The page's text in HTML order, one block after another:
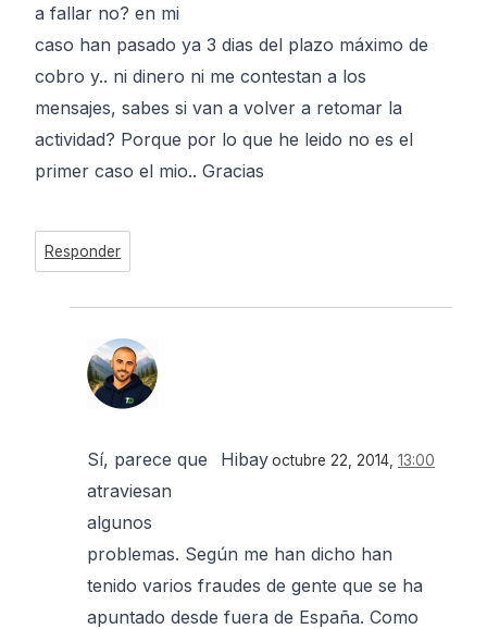
a fallar no? en mi
caso han pasado ya 3 dias del plazo máximo de
cobro y.. ni dinero ni me contestan a los
mensajes, sabes si van a volver a retomar la
actividad? Porque por lo que he leido no es el
primer caso el mio.. Gracias
Responder
Hibayoctubre 22, 2014, 13:00
Sí, parece que
atraviesan
algunos
problemas. Según me han dicho han
tenido varios fraudes de gente que se ha
apuntado desde fuera de España. Como